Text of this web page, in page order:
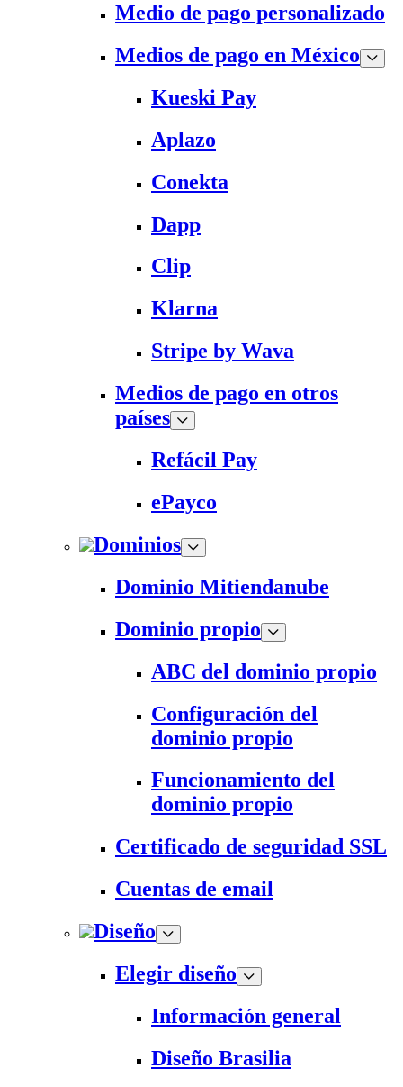
Medio de pago personalizado
Medios de pago en México
Kueski Pay
Aplazo
Conekta
Dapp
Clip
Klarna
Stripe by Wava
Medios de pago en otros
países
Refácil Pay
ePayco
Dominios
Dominio Mitiendanube
Dominio propio
ABC del dominio propio
Configuración del
dominio propio
Funcionamiento del
dominio propio
Certificado de seguridad SSL
Cuentas de email
Diseño
Elegir diseño
Información general
Diseño Brasilia